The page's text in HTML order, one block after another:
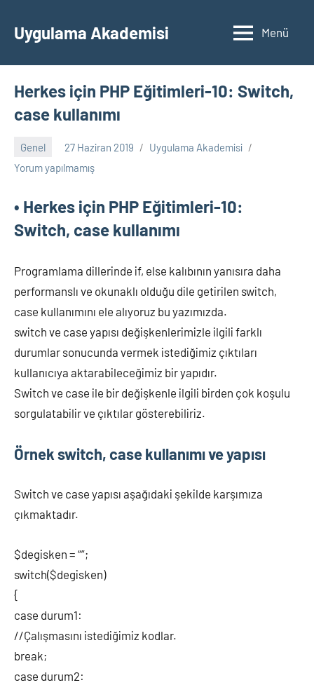
geçUygulama Akademisi Menü
Herkes için PHP Eğitimleri-10: Switch,
case kullanımı
Genel 27 Haziran 2019
Uygulama Akademisi
Yorum yapılmamış
• Herkes için PHP Eğitimleri-10:
Switch, case kullanımı
Programlama dillerinde if, else kalıbının yanısıra daha
performanslı ve okunaklı olduğu dile getirilen switch,
case kullanımını ele alıyoruz bu yazımızda.
switch ve case yapısı değişkenlerimizle ilgili farklı
durumlar sonucunda vermek istediğimiz çıktıları
kullanıcıya aktarabileceğimiz bir yapıdır.
Switch ve case ile bir değişkenle ilgili birden çok koşulu
sorgulatabilir ve çıktılar gösterebiliriz.
Örnek switch, case kullanımı ve yapısı
Switch ve case yapısı aşağıdaki şekilde karşımıza
çıkmaktadır.
$degisken = “”;
switch($degisken)
{
case durum1:
//Çalışmasını istediğimiz kodlar.
break;
case durum2: